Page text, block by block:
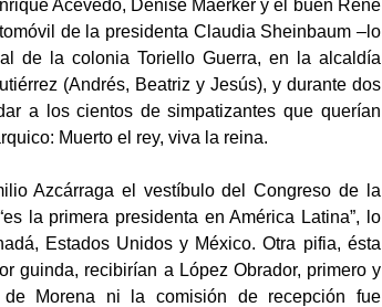
Acevedo, Denise Maerker y el buen René
de la presidenta Claudia Sheinbaum –lo
de la colonia Toriello Guerra, en la alcaldía
(Andrés, Beatriz y Jesús), y durante dos
a los cientos de simpatizantes que querían
Muerto el rey, viva la reina.
Azcárraga el vestíbulo del Congreso de la
la primera presidenta en América Latina”, lo
Estados Unidos y México. Otra pifia, ésta
guinda, recibirían a López Obrador, primero y
Morena ni la comisión de recepción fue